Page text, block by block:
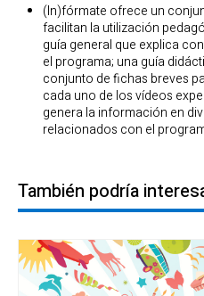
(In)fórmate ofrece un
facilitan la utilización
guía general que explica
el programa; una guía
conjunto de fichas breves
cada uno de los vídeos
genera la información en
relacionados con el
También podría